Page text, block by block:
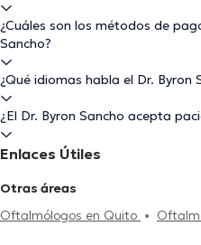
¿Cuáles son los métodos de
Sancho?
¿Qué idiomas habla el Dr. Byron
¿El Dr. Byron Sancho acepta
Enlaces Útiles
Otras áreas
Oftalmólogos en Quito